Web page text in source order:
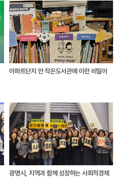
아파트단지 안 작은도서관에 이런 비밀이
광명시, 지역과 함께 성장하는 사회적경제